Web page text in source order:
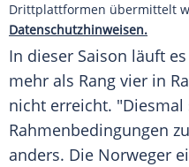
Drittplattformen übermittelt
Datenschutzhinweisen.
In dieser Saison läuft
mehr als Rang vier in
nicht erreicht. "Diesmal
Rahmenbedingungen
anders. Die Norweger